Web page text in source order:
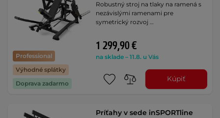
Professional
Výhodné splátky
Doprava zadarmo
Robustný stroj na tlaky na ramená s
nezávislými ramenami pre
symetrický rozvoj …
1 299,90 €
na sklade – 11.8. u Vás
Kúpiť
Príťahy v sede inSPORTline